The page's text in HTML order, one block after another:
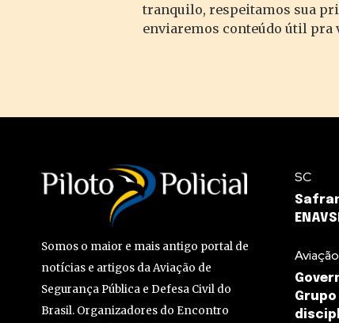
tranquilo, respeitamos sua
enviaremos conteúdo útil pra
Somos o maior e mais antigo portal de
notícias e artigos da Aviação de
Segurança Pública e Defesa Civil do
Brasil. Organizadores do Encontro
SC
Aviação